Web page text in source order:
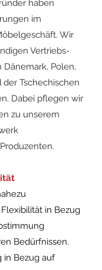
haben
im
Wir
Vertriebs-
Polen,
Tschechischen
Dabei pflegen wir
zu unserem
in Bezug
Bedürfnissen.
in Bezug auf